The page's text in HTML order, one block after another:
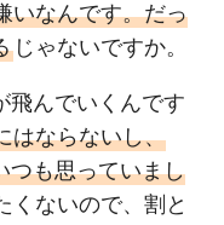
いなんです。だっ
じゃないですか。
飛んでいくんです
はならないし、
つも思っていまし
くないので、割と